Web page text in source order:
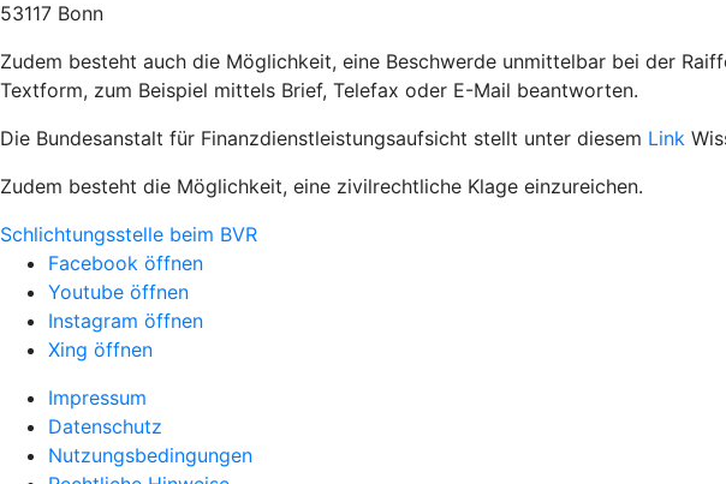
53117 Bonn
Zudem besteht auch die Möglichkeit, eine Beschwerde unmittelbar bei der
Textform, zum Beispiel mittels Brief, Telefax oder E-Mail beantworten.
Die Bundesanstalt für Finanzdienstleistungsaufsicht stellt unter diesem Link
Zudem besteht die Möglichkeit, eine zivilrechtliche Klage einzureichen.
Schlichtungsstelle beim BVR
Facebook öffnen
Youtube öffnen
Instagram öffnen
Xing öffnen
Impressum
Datenschutz
Nutzungsbedingungen